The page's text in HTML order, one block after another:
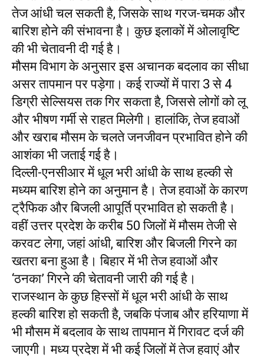
तेज आंधी चल सकती है, जिसके साथ गरज-चमक और
बारिश होने की संभावना है। कुछ इलाकों में ओलावृष्टि
की भी चेतावनी दी गई है।
मौसम विभाग के अनुसार इस अचानक बदलाव का सीधा
असर तापमान पर पड़ेगा। कई राज्यों में पारा 3 से 4
डिग्री सेल्सियस तक गिर सकता है, जिससे लोगों को लू
और भीषण गर्मी से राहत मिलेगी। हालांकि, तेज हवाओं
और खराब मौसम के चलते जनजीवन प्रभावित होने की
आशंका भी जताई गई है।
दिल्ली-एनसीआर में धूल भरी आंधी के साथ हल्की से
मध्यम बारिश होने का अनुमान है। तेज हवाओं के कारण
ट्रैफिक और बिजली आपूर्ति प्रभावित हो सकती है।
वहीं उत्तर प्रदेश के करीब 50 जिलों में मौसम तेजी से
करवट लेगा, जहां आंधी, बारिश और बिजली गिरने का
खतरा बना हुआ है। बिहार में भी तेज हवाओं और
‘ठनका’ गिरने की चेतावनी जारी की गई है।
राजस्थान के कुछ हिस्सों में धूल भरी आंधी के साथ
हल्की बारिश हो सकती है, जबकि पंजाब और हरियाणा में
भी मौसम में बदलाव के साथ तापमान में गिरावट दर्ज की
जाएगी। मध्य प्रदेश में भी कई जिलों में तेज हवाएं और